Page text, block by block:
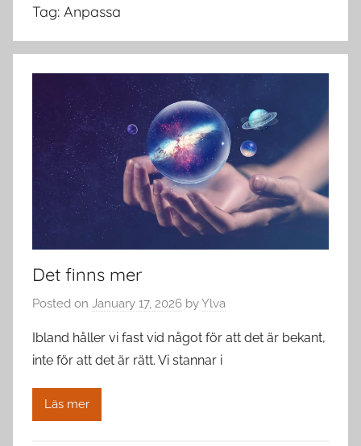
Tag: Anpassa
Det finns mer
Posted on January 17, 2026 byYlva
Ibland håller vi fast vid något för att det är bekant,
inte för att det är rätt. Vi stannar i
Läs mer